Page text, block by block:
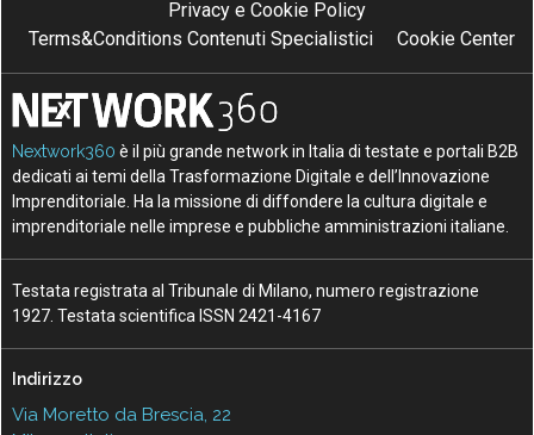
Privacy e Cookie Policy
Terms&Conditions Contenuti Specialistici
Cookie Center
Nextwork360 è il più grande network in Italia di testate e portali B2B
dedicati ai temi della Trasformazione Digitale e dell’Innovazione
Imprenditoriale. Ha la missione di diffondere la cultura digitale e
imprenditoriale nelle imprese e pubbliche amministrazioni italiane.
Testata registrata al Tribunale di Milano, numero registrazione
1927. Testata scientifica ISSN 2421-4167
Indirizzo
Via Moretto da Brescia, 22